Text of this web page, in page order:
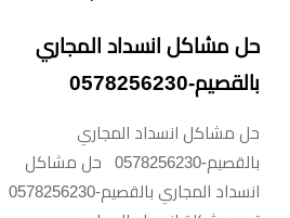
حل مشاكل انسداد المجاري
بالقصيم-0578256230
حل مشاكل انسداد المجاري
بالقصيم-0578256230 حل مشاكل
انسداد المجاري بالقصيم-0578256230